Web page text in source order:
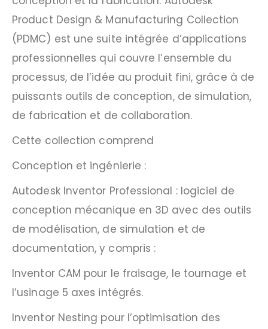
Product Design & Manufacturing Collection
(PDMC) est une suite intégrée d’applications
professionnelles qui couvre l’ensemble du
processus, de l’idée au produit fini, grâce à de
puissants outils de conception, de simulation,
de fabrication et de collaboration.
Cette collection comprend
Conception et ingénierie :
Autodesk Inventor Professional : logiciel de
conception mécanique en 3D avec des outils
de modélisation, de simulation et de
documentation, y compris :
Inventor CAM pour le fraisage, le tournage et
l’usinage 5 axes intégrés.
Inventor Nesting pour l’optimisation des